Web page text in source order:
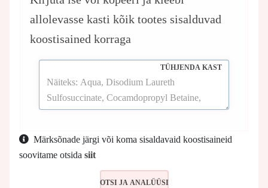
allolevasse kasti kõik tootes sisalduvad
koostisained korraga
TÜHJENDA KAST
Märksõnade järgi või koma sisaldavaid koostisaineid
soovitame otsida siit